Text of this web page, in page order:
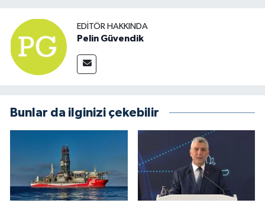
EDITÖR HAKKINDA
Pelin Güvendik
Bunlar da ilginizi çekebilir